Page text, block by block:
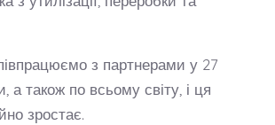
з партнерами у 27
а також по всьому світу, і ця
зростає.